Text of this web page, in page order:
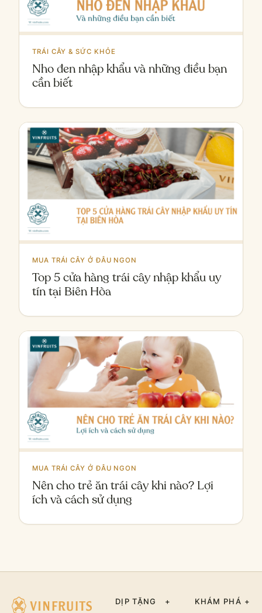
TRÁI CÂY & SỨC KHỎE
Nho đen nhập khẩu và những điều bạn
cần biết
MUA TRÁI CÂY Ở ĐÂU NGON
Top 5 cửa hàng trái cây nhập khẩu uy
tín tại Biên Hòa
MUA TRÁI CÂY Ở ĐÂU NGON
Nên cho trẻ ăn trái cây khi nào? Lợi
ích và cách sử dụng
DỊP TẶNG + KHÁM PHÁ +